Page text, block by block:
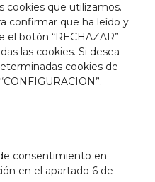
cookies que utilizamos.
confirmar que ha leído y
el botón “RECHAZAR”
las cookies. Si desea
cookies de
consentimiento en
en el apartado 6 de